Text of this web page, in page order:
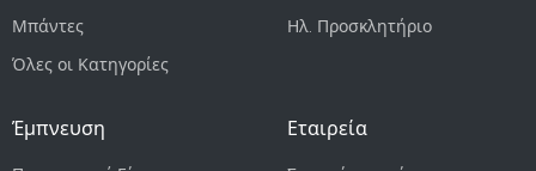
Μπάντες
Όλες οι Κατηγορίες
Ηλ. Προσκλητήριο
Έμπνευση Εταιρεία